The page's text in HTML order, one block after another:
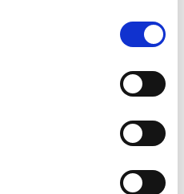
από τα παρακάτω με την
να ενημερωθείτε σχετικά με